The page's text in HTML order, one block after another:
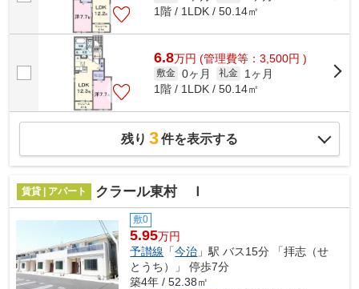
1階 / 1LDK / 50.14㎡
6.8万円 (管理費等：3,500円 )
敷金 0ヶ月 礼金
1ヶ月
1階 / 1LDK / 50.14㎡
残り 3件を表示する
賃貸 | アパート クラール東村 Ｉ
敷0
5.95万円
予讃線 「今治 」駅 バス15分 「拝志（せ
とうち）」 停歩7分
築4年 / 52.38㎡